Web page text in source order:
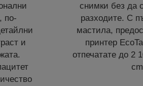
по-
и
снимки без да
разходите. С
мастила,
принтер
отпечатате до 2